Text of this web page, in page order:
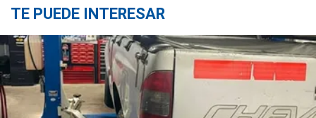
TE PUEDE INTERESAR